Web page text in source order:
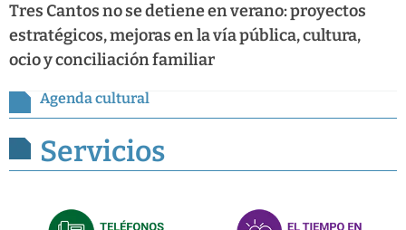
Tres Cantos no se detiene en verano: proyectos
estratégicos, mejoras en la vía pública, cultura,
ocio y conciliación familiar
Agenda cultural
Servicios